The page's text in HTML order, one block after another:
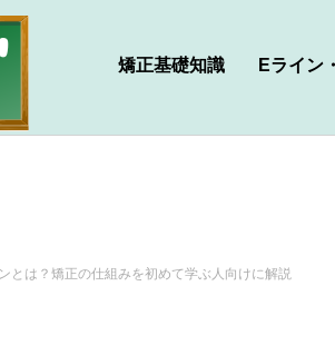
矯正基礎知識 Eライン
とは？矯正の仕組みを初めて学ぶ人向けに解説